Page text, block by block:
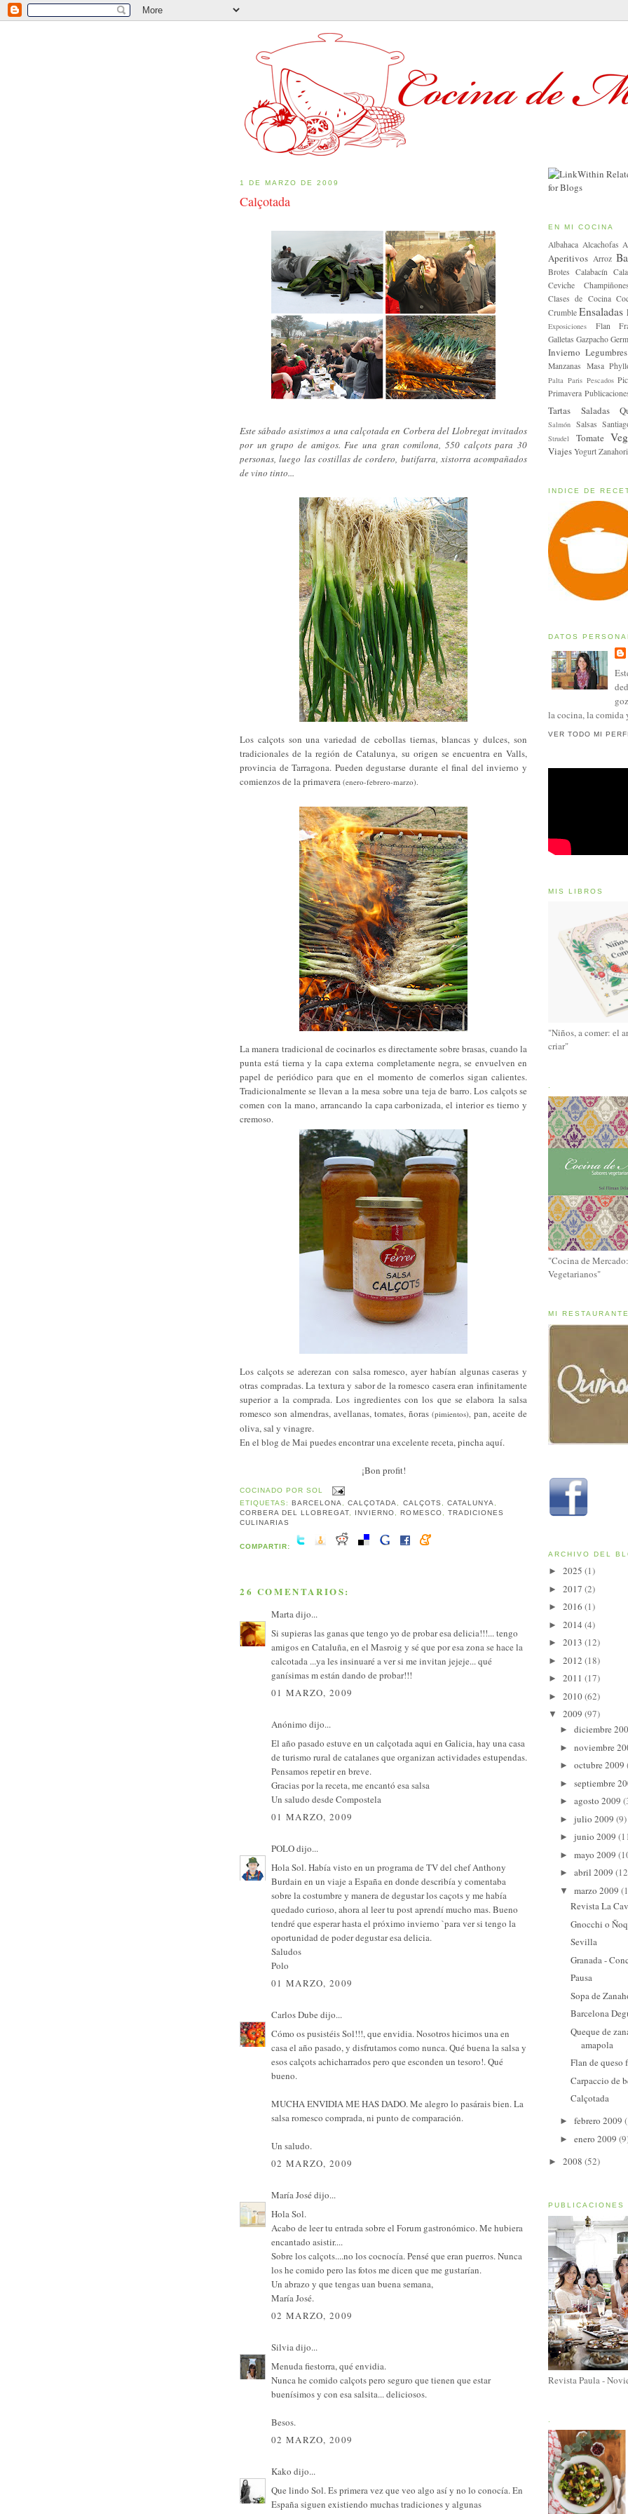
1 DE MARZO DE 2009
Calçotada
Este sábado asistimos a una calçotada en Corbera del Llobregat invitados
por un grupo de amigos. Fue una gran comilona, 550 calçots para 30
personas, luego las costillas de cordero, butifarra, xistorra acompañados
de vino tinto...
Los calçots son una variedad de cebollas tiernas, blancas y dulces, son
tradicionales de la región de Catalunya, su origen se encuentra en Valls,
provincia de Tarragona. Pueden degustarse durante el final del invierno y
comienzos de la primavera (enero-febrero-marzo).
La manera tradicional de cocinarlos es directamente sobre brasas, cuando la
punta está tierna y la capa externa completamente negra, se envuelven en
papel de periódico para que en el momento de comerlos sigan calientes.
Tradicionalmente se llevan a la mesa sobre una teja de barro. Los calçots se
comen con la mano, arrancando la capa carbonizada, el interior es tierno y
cremoso.
Los calçots se aderezan con salsa romesco, ayer habían algunas caseras y
otras compradas. La textura y sabor de la romesco casera eran infinitamente
superior a la comprada. Los ingredientes con los que se elabora la salsa
romesco son almendras, avellanas, tomates, ñoras (pimientos), pan, aceite de
oliva, sal y vinagre.
En el blog de Mai puedes encontrar una excelente receta,pincha aquí.
¡Bon profit!
COCINADO PORSOL
ETIQUETAS: BARCELONA,CALÇOTADA, CALÇOTS , CATALUNYA,
CORBERA DEL LLOBREGAT, INVIERNO, ROMESCO, TRADICIONES
CULINARIAS
COMPARTIR:
26 COMENTARIOS:
Martadijo...
Si supieras las ganas que tengo yo de probar esa delicia!!!... tengo
amigos en Cataluña, en el Masroig y sé que por esa zona se hace la
calcotada ...ya les insinuaré a ver si me invitan jejeje... qué
ganísimas m están dando de probar!!!
01 MARZO, 2009
Anónimo dijo...
El año pasado estuve en un calçotada aqui en Galicia, hay una casa
de turismo rural de catalanes que organizan actividades estupendas.
Pensamos repetir en breve.
Gracias por la receta, me encantó esa salsa
Un saludo desde Compostela
01 MARZO, 2009
POLOdijo...
Hola Sol. Había visto en un programa de TV del chef Anthony
Burdain en un viaje a España en donde describía y comentaba
sobre la costumbre y manera de degustar los caçots y me había
quedado curioso, ahora al leer tu post aprendí mucho mas. Bueno
tendré que esperar hasta el próximo invierno `para ver si tengo la
oportunidad de poder degustar esa delicia.
Saludos
Polo
01 MARZO, 2009
Carlos Dube dijo...
Cómo os pusistéis Sol!!!, que envidia. Nosotros hicimos una en
casa el año pasado, y disfrutamos como nunca. Qué buena la salsa y
esos calçots achicharrados pero que esconden un tesoro!. Qué
bueno.
MUCHA ENVIDIA ME HAS DADO. Me alegro lo pasárais bien. La
salsa romesco comprada, ni punto de comparación.
Un saludo.
02 MARZO, 2009
María José dijo...
Hola Sol.
Acabo de leer tu entrada sobre el Forum gastronómico. Me hubiera
encantado asistir....
Sobre los calçots....no los cocnocía. Pensé que eran puerros. Nunca
los he comido pero las fotos me dicen que me gustarían.
Un abrazo y que tengas uan buena semana,
María José.
02 MARZO, 2009
Silviadijo...
Menuda fiestorra, qué envidia.
Nunca he comido calçots pero seguro que tienen que estar
buenísimos y con esa salsita... deliciosos.
Besos.
02 MARZO, 2009
Kako dijo...
Que lindo Sol. Es primera vez que veo algo así y no lo conocía. En
España siguen existiendo muchas tradiciones y algunas
EN MI COCINA
Albahaca Alcachofas
Aperitivos Arroz
Brotes Calabacín
Ceviche Champiñones
Clases de Cocina
Crumble Ensaladas
Exposiciones Flan
Galletas Gazpacho
Invierno Legumbres
Manzanas Masa
Palta Paris Pescados
Primavera
Tartas Saladas
Salmón Salsas
Strudel Tomate
Viajes Yogurt
INDICE DE
DATOS
la cocina, la comida
VER TODO MI
MIS LIBROS
"Niños, a comer: el
criar"
.
"Cocina de
Vegetarianos"
MI RESTAURANTE
ARCHIVO DEL
► 2025 (1)
► 2017 (2)
► 2016 (1)
► 2014 (4)
► 2013 (12)
► 2012 (18)
► 2011 (17)
► 2010(62)
▼ 2009 (97)
► diciembre
► noviembre
► octubre 2009
► septiembre
► agosto 2009
► julio 2009 (9)
► junio 2009
► mayo 2009
► abril 2009
▼ marzo 2009
Revista La
Gnocchi o
Sevilla
Granada -
Pausa
Sopa de
Barcelona
Queque de
amapola
Flan de queso
Carpaccio de
Calçotada
► febrero 2009
► enero 2009
► 2008 (52)
PUBLICACIONES
Revista Paula -